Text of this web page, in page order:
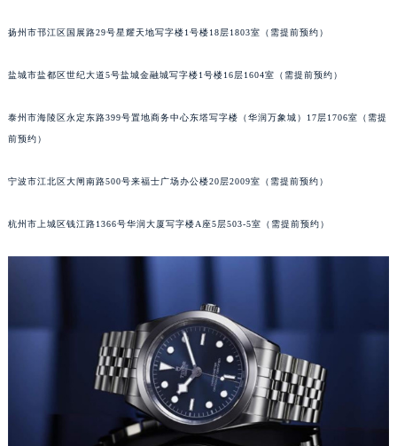
扬州市邗江区国展路29号星耀天地写字楼1号楼18层1803室（需提前预约）
盐城市盐都区世纪大道5号盐城金融城写字楼1号楼16层1604室（需提前预约）
泰州市海陵区永定东路399号置地商务中心东塔写字楼（华润万象城）17层1706室（需提
前预约）
宁波市江北区大闸南路500号来福士广场办公楼20层2009室（需提前预约）
杭州市上城区钱江路1366号华润大厦写字楼A座5层503-5室（需提前预约）